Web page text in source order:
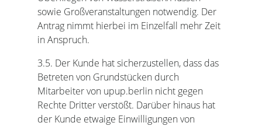
sowie Großveranstaltungen notwendig. Der
Antrag nimmt hierbei im Einzelfall mehr Zeit
in Anspruch.
3.5. Der Kunde hat sicherzustellen, dass das
Betreten von Grundstücken durch
Mitarbeiter von upup.berlin nicht gegen
Rechte Dritter verstößt. Darüber hinaus hat
der Kunde etwaige Einwilligungen von